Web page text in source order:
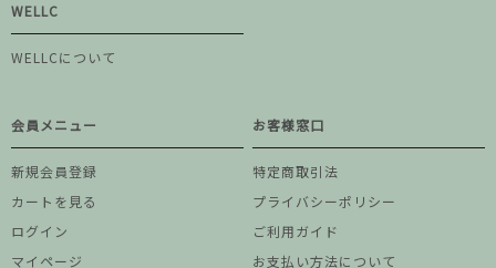
WELLC
WELLCについて
会員メニュー
新規会員登録
カートを見る
ログイン
マイページ
お客様窓口
特定商取引法
プライバシーポリシー
ご利用ガイド
お支払い方法について